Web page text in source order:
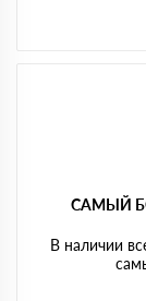
САМЫЙ
В наличии